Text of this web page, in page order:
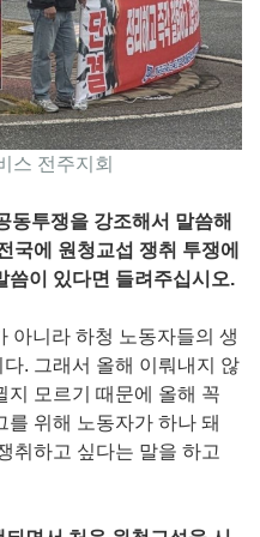
스 전주지회
동투쟁을 강조해서 말씀해
국에 원청교섭 쟁취 투쟁에
씀이 있다면 들려주십시오.
아니라 하청 노동자들의 생
. 그래서 올해 이뤄내지 않
지 모르기 때문에 올해 꼭
위해 노동자가 하나 돼
취하고 싶다는 말을 하고